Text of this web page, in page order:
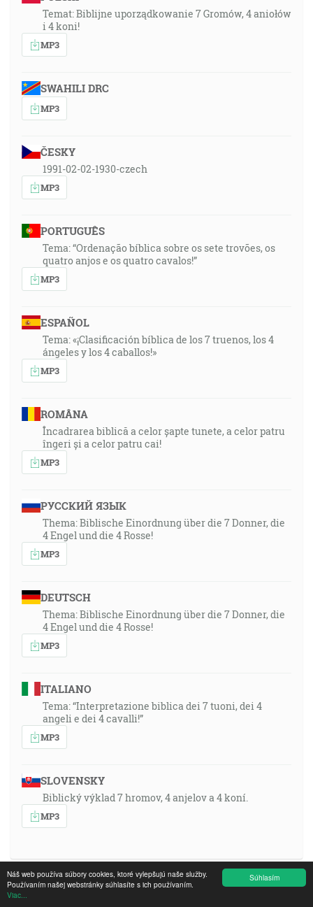
Súhlasím
Náš web používa súbory cookies, ktoré vylepšujú naše služby.
Používaním našej webstránky súhlasíte s ich používaním.
Viac...
Temat: Biblijne uporządkowanie 7 Gromów, 4 aniołów
i 4 koni!
MP3
SWAHILI DRC
MP3
ČESKY
1991-02-02-1930-czech
MP3
PORTUGUÊS
Tema: “Ordenação bíblica sobre os sete trovões, os
quatro anjos e os quatro cavalos!”
MP3
ESPAÑOL
Tema: «¡Clasificación bíblica de los 7 truenos, los 4
ángeles y los 4 caballos!»
MP3
ROMÂNA
Încadrarea biblică a celor șapte tunete, a celor patru
îngeri și a celor patru cai!
MP3
РУССКИЙ ЯЗЫК
Thema: Biblische Einordnung über die 7 Donner, die
4 Engel und die 4 Rosse!
MP3
DEUTSCH
Thema: Biblische Einordnung über die 7 Donner, die
4 Engel und die 4 Rosse!
MP3
ITALIANO
Tema: “Interpretazione biblica dei 7 tuoni, dei 4
angeli e dei 4 cavalli!”
MP3
SLOVENSKY
Biblický výklad 7 hromov, 4 anjelov a 4 koní.
MP3
1991-03-03 15:00, Krefeld, Germany, Missions-
Zentrum